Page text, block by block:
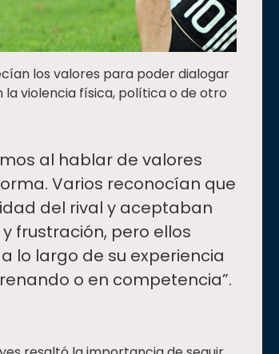
los valores para poder dialogar
violencia física, política o de otro
al hablar de valores
Varios reconocían que
del rival y aceptaban
frustración, pero ellos
lo largo de su experiencia
o en competencia”.